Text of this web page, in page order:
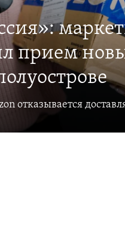
прием
отказывается